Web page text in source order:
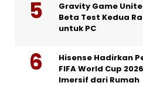
Gravity Game
Beta Test Kedua
untuk PC
Hisense Hadirkan
FIFA World Cup
Imersif dari Rumah